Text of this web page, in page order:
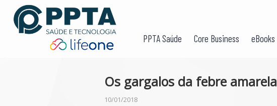
PPTA Saúde Core Business eBooks
Os gargalos da febre amarela
10/01/2018